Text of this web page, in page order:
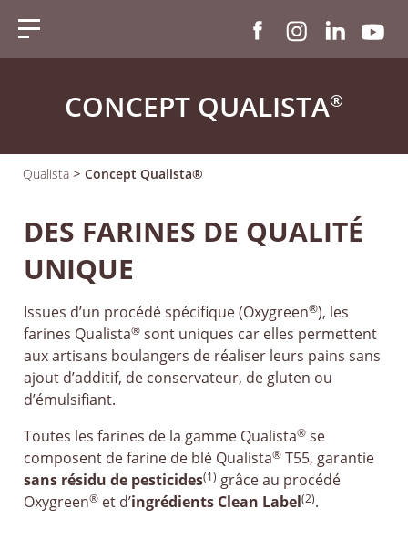
CONCEPT QUALISTA®
Qualista >Concept Qualista®
DES FARINES DE QUALITÉ
UNIQUE
Issues d’un procédé spécifique (Oxygreen®), les
farines Qualista® sont uniques car elles permettent
aux artisans boulangers de réaliser leurs pains sans
ajout d’additif, de conservateur, de gluten ou
d’émulsifiant.
Toutes les farines de la gamme Qualista® se
composent de farine de blé Qualista® T55, garantie
sans résidu de pesticides(1) grâce au procédé
Oxygreen® et d’ingrédients Clean Label(2).